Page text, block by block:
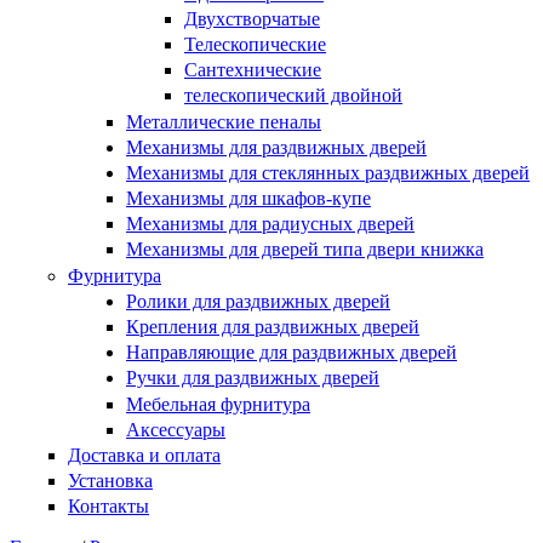
Двухстворчатые
Телескопические
Сантехнические
телескопический двойной
Металлические пеналы
Механизмы для раздвижных дверей
Механизмы для стеклянных раздвижных дверей
Механизмы для шкафов-купе
Механизмы для радиусных дверей
Механизмы для дверей типа двери книжка
Фурнитура
Ролики для раздвижных дверей
Крепления для раздвижных дверей
Направляющие для раздвижных дверей
Ручки для раздвижных дверей
Мебельная фурнитура
Аксессуары
Доставка и оплата
Установка
Контакты